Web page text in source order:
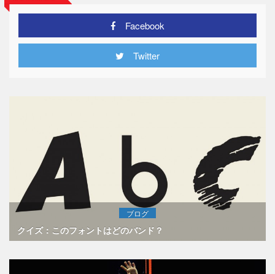
Facebook
Twitter
ブログ
クイズ：このフォントはどのバンド？